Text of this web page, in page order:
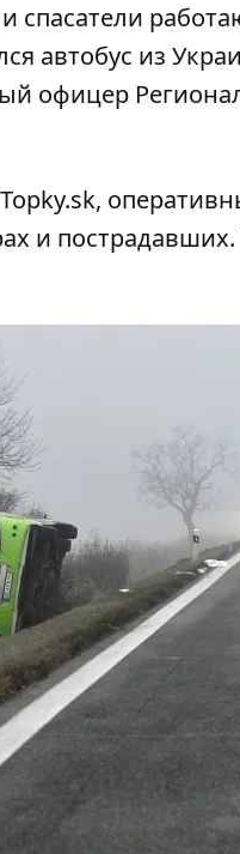
спасатели
автобус из
офицер
и пострадавших